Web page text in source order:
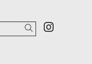
Link a
Cercar